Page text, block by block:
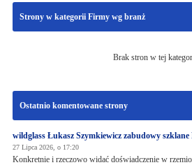
Strony w kategorii Firmy wg branż
Brak stron w tej
Ostatnio komentowane strony
wildglass Łukasz Szymkiewicz zabudowy szklane
27 Lipca 2026, o 17:20
Konkretnie i rzeczowo widać doświadczenie w